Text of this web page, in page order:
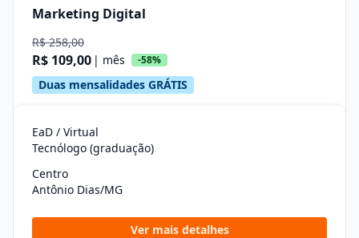
Marketing Digital
R$ 258,00
R$ 109,00 | mês -58%
Duas mensalidades GRÁTIS
EaD / Virtual
Tecnólogo (graduação)
Centro
Antônio Dias/MG
Ver mais detalhes